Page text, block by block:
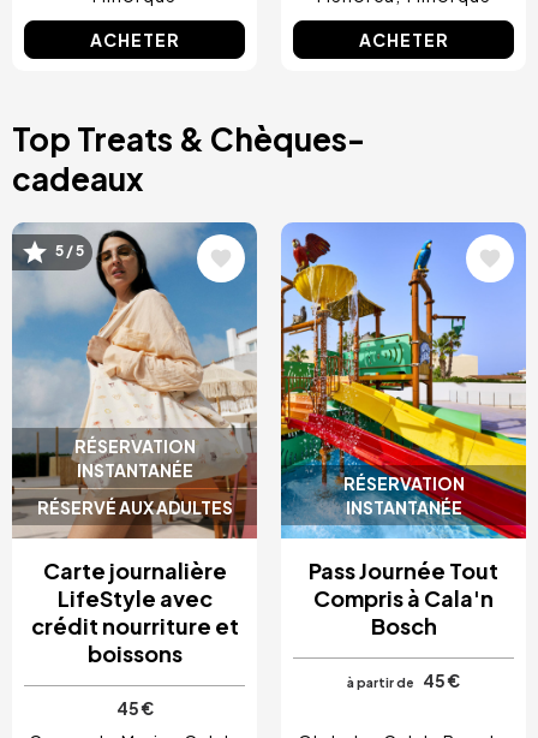
ACHETER ACHETER
Top Treats & Chèques-
cadeaux
RÉSERVATION
INSTANTANÉE
RÉSERVÉ AUX ADULTES
Image
5 / 5
Carte journalière
LifeStyle avec
crédit nourriture et
boissons
45 €
RÉSERVATION
INSTANTANÉE
Image
Pass Journée Tout
Compris à Cala'n
Bosch
à partir de 45 €